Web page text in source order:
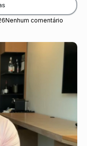
Nenhum comentário